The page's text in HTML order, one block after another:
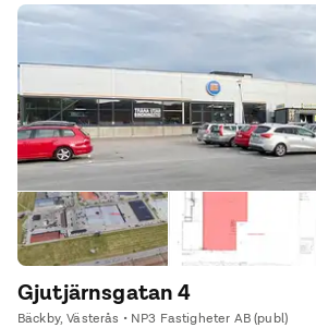
Gjutjärnsgatan 4
Bäckby, Västerås • NP3 Fastigheter AB (publ)